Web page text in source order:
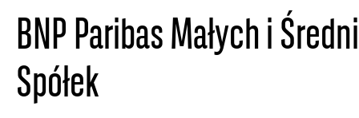
BNP Paribas Małych i
Spółek